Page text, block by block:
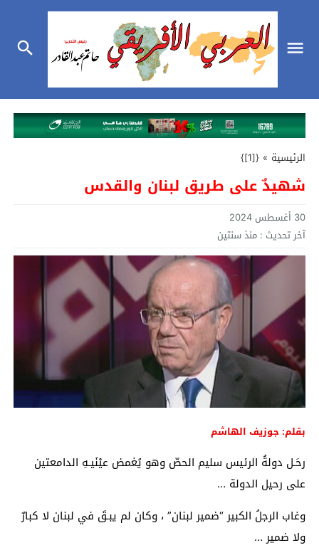
الرئيسية »
{[1]}
شهيدٌ على طريق لبنان والقدس
30 أغسطس 2024
آخر تحديث : منذ سنتين
بقلم: جوزيف الهاشم
رحَـل دولةُ الرئيس سليم الحصّ وهو يُغمض عيْنَيـهِ الدامعتين
على رحيل الدولة …
وغاب الرجلُ الكبير “ضمير لبنان” ، وكان لم يبـقَ في لبنان لا كبارٌ
ولا ضمير …